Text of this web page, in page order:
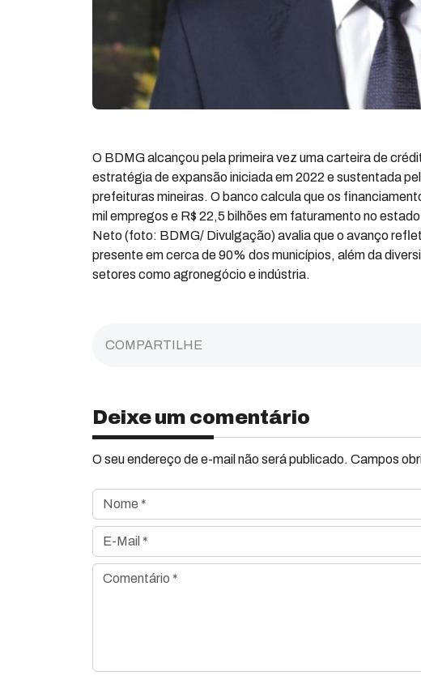
O BDMG alcançou pela primeira vez uma carteira de
estratégia de expansão iniciada em 2022 e sustentada
prefeituras mineiras. O banco calcula que os
mil empregos e R$ 22,5 bilhões em faturamento no
Neto (foto: BDMG/ Divulgação) avalia que o avanço
presente em cerca de 90% dos municípios, além da
setores como agronegócio e indústria.
COMPARTILHE
Deixe um comentário
O seu endereço de e-mail não será publicado. Campos
Nome *
E-Mail *
Comentário *